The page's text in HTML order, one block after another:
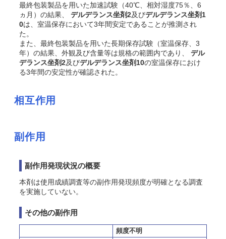
最終包装製品を用いた加速試験（40℃、相対湿度75％、6
ヵ月）の結果、
デルデランス坐剤2及びデルデランス坐剤1
0は、室温保存において3年間安定であることが推測され
た。
また、最終包装製品を用いた長期保存試験（室温保存、3
年）の結果、外観及び含量等は規格の範囲内であり、
デル
デランス坐剤2及びデルデランス坐剤10の室温保存におけ
る3年間の安定性が確認された。
相互作用
副作用
副作用発現状況の概要
本剤は使用成績調査等の副作用発現頻度が明確となる調査
を実施していない。
その他の副作用
頻度不明